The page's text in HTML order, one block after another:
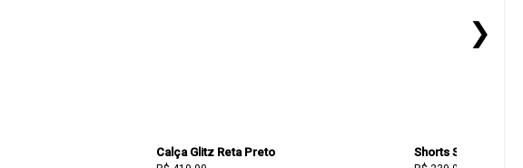
Calça Glitz Reta Preto Shorts Sleek Fit
❯